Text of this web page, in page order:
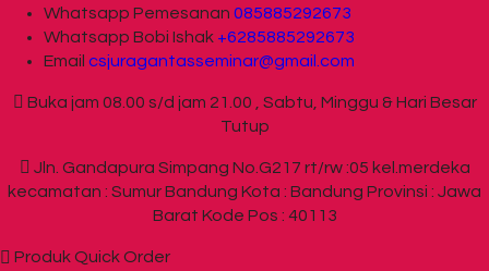
Whatsapp Pemesanan 085885292673
Whatsapp Bobi Ishak +6285885292673
Email csjuragantasseminar@gmail.com
Buka jam 08.00 s/d jam 21.00 , Sabtu, Minggu & Hari Besar
Tutup
Jln. Gandapura Simpang No.G217 rt/rw :05 kel.merdeka
kecamatan : Sumur Bandung Kota : Bandung Provinsi : Jawa
Barat Kode Pos : 40113
Produk Quick Order